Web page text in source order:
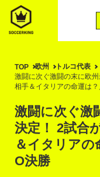
TOP 欧州
トルコ代表
激闘に次ぐ激闘の末に欧
相手＆イタリアの命運は
激闘に次ぐ激
決定！ 2試合
＆イタリアの
O決勝